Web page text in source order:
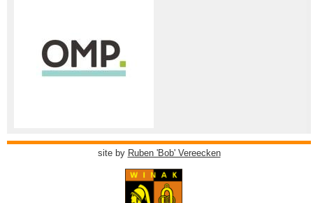
site by Ruben 'Bob' Vereecken